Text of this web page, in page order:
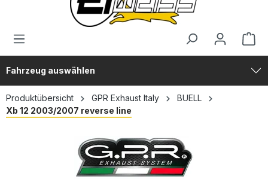
Fahrzeug auswählen
Produktübersicht GPR Exhaust Italy
BUELL
Xb 12 2003/2007 reverse line